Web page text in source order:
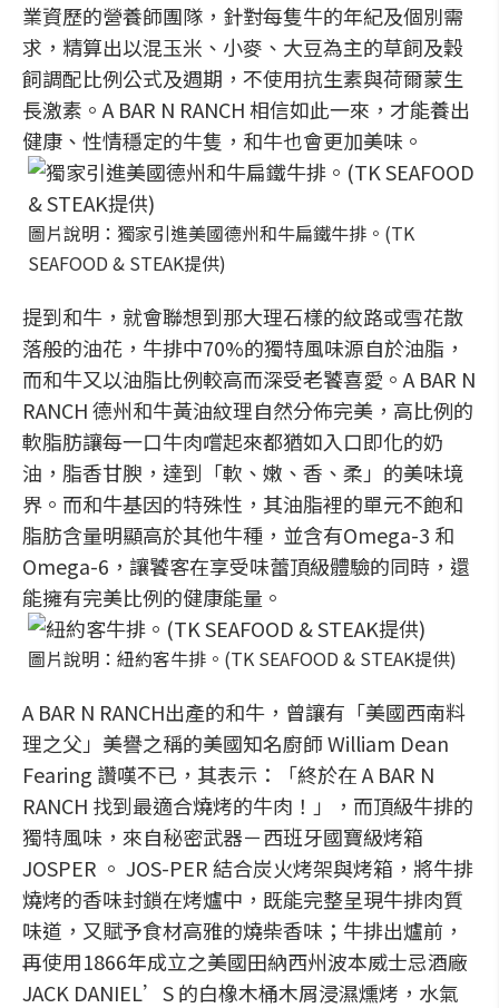
業資歷的營養師團隊，針對每隻牛的年紀及個別需
求，精算出以混玉米、小麥、大豆為主的草飼及穀
飼調配比例公式及週期，不使用抗生素與荷爾蒙生
長激素。A BAR N RANCH 相信如此一來，才能養出
健康、性情穩定的牛隻，和牛也會更加美味。
圖片說明：獨家引進美國德州和牛扁鐵牛排。(TK
SEAFOOD & STEAK提供)
提到和牛，就會聯想到那大理石樣的紋路或雪花散
落般的油花，牛排中70%的獨特風味源自於油脂，
而和牛又以油脂比例較高而深受老饕喜愛。A BAR N
RANCH 德州和牛黃油紋理自然分佈完美，高比例的
軟脂肪讓每一口牛肉嚐起來都猶如入口即化的奶
油，脂香甘腴，達到「軟、嫩、香、柔」的美味境
界。而和牛基因的特殊性，其油脂裡的單元不飽和
脂肪含量明顯高於其他牛種，並含有Omega-3 和
Omega-6，讓饕客在享受味蕾頂級體驗的同時，還
能擁有完美比例的健康能量。
圖片說明：紐約客牛排。(TK SEAFOOD & STEAK提供)
A BAR N RANCH出產的和牛，曾讓有「美國西南料
理之父」美譽之稱的美國知名廚師 William Dean
Fearing 讚嘆不已，其表示：「終於在 A BAR N
RANCH 找到最適合燒烤的牛肉！」，而頂級牛排的
獨特風味，來自秘密武器－西班牙國寶級烤箱
JOSPER 。 JOS-PER 結合炭火烤架與烤箱，將牛排
燒烤的香味封鎖在烤爐中，既能完整呈現牛排肉質
味道，又賦予食材高雅的燒柴香味；牛排出爐前，
再使用1866年成立之美國田納西州波本威士忌酒廠
JACK DANIEL’S 的白橡木桶木屑浸濕燻烤，水氣